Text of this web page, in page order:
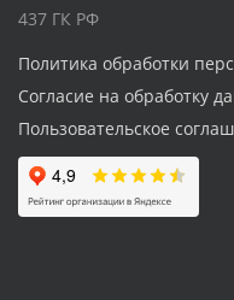
437 ГК РФ
Политика обработки
Согласие на обработку
Пользовательское